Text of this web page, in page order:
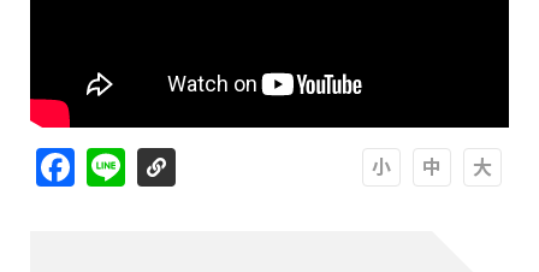
Facebook
Line